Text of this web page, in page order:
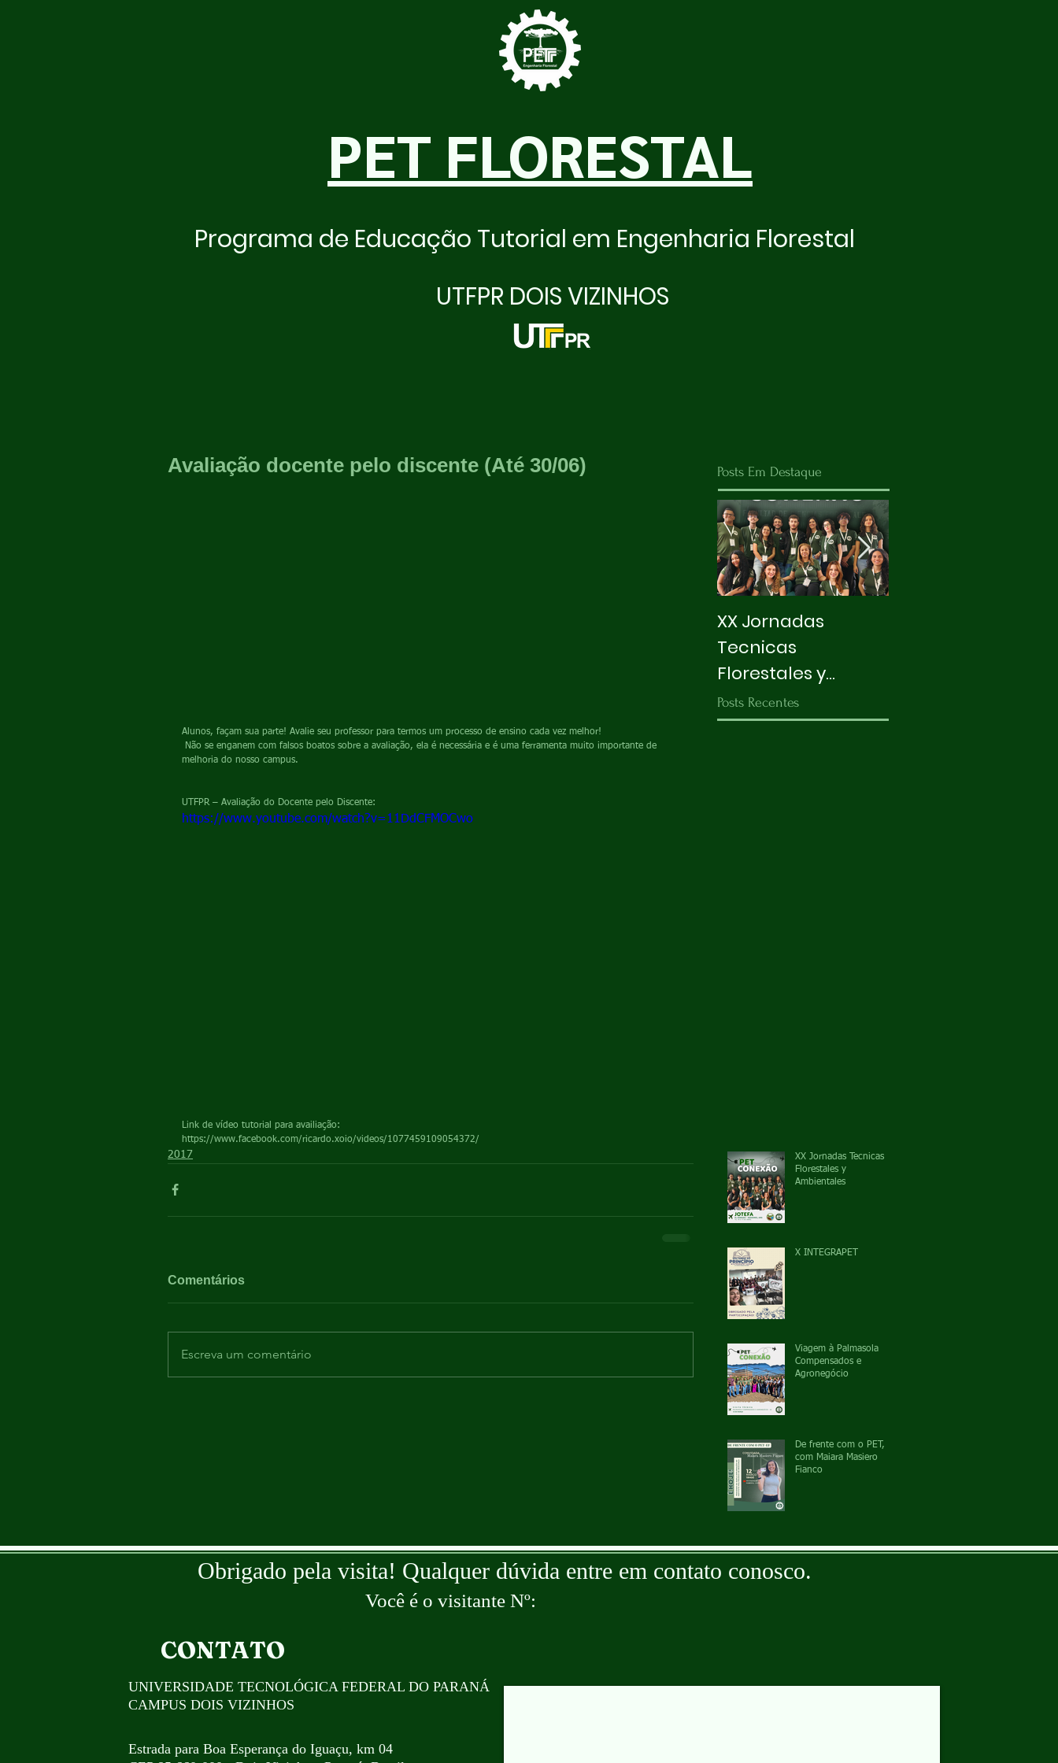
PET FLORESTAL
Programa de Educação Tutorial em Engenharia Florestal
UTFPR DOIS VIZINHOS
Avaliação docente pelo discente (Até 30/06)
Alunos, façam sua parte! Avalie seu professor para termos um processo de ensino cada vez melhor!
melhoria do nosso campus.
UTFPR – Avaliação do Docente pelo Discente:
https://www.youtube.com/watch?v=11DdCFMOCwo
Link de vídeo tutorial para availiação:
https://www.facebook.com/ricardo.xoio/videos/1077459109054372/
2017
Comentários
Escreva um comentário
Posts Em Destaque
XX Jornadas
Tecnicas
Florestales y
Ambientales
Posts Recentes
XX Jornadas Tecnicas
Florestales y
Ambientales
X INTEGRAPET
Viagem à Palmasola
Compensados e
Agronegócio
De frente com o PET,
com Maiara Masiero
Fianco
Obrigado pela visita! Qualquer dúvida entre em contato conosco.
Você é o visitante Nº:
CONTATO
UNIVERSIDADE TECNOLÓGICA FEDERAL DO PARANÁ
CAMPUS DOIS VIZINHOS
Estrada para Boa Esperança do Iguaçu, km 04